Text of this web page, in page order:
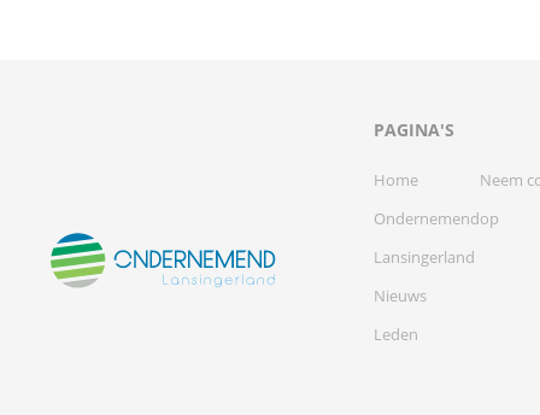
PAGINA'S
Home
Ondernemend
Lansingerland
Nieuws
Leden
Neem
op